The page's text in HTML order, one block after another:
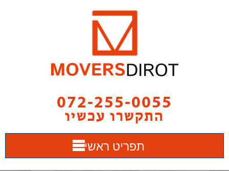
072-255-0055
התקשרו עכשיו
תפריט ראשי